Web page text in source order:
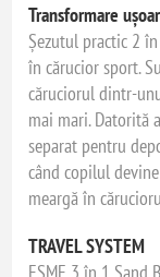
Transformare
Șezutul practic 2
în cărucior sport.
căruciorul dintr-
mai mari. Datorită
separat pentru
când copilul
meargă în
TRAVEL SYSTEM
ESME 3 în 1 Sand